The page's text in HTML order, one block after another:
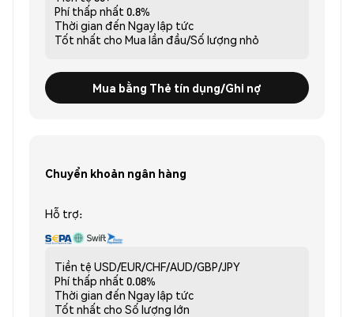
Phí thấp nhất 0.8%
Thời gian đến Ngay lập tức
Tốt nhất cho Mua lần đầu/Số lượng nhỏ
Mua bằng Thẻ tín dụng/Ghi nợ
Chuyển khoản ngân hàng
Hỗ trợ:
Tiền tệ USD/EUR/CHF/AUD/GBP/JPY
Phí thấp nhất 0.08%
Thời gian đến Ngay lập tức
Tốt nhất cho Số lượng lớn